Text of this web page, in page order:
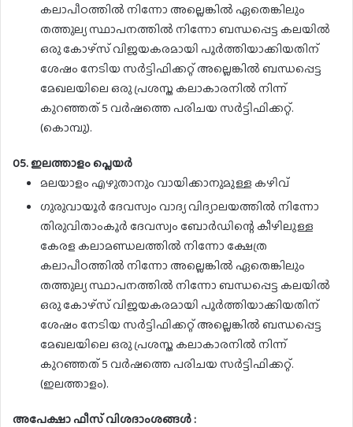
കലാപീഠത്തിൽ നിന്നോ അല്ലെങ്കിൽ ഏതെങ്കിലും
തത്തുല്യ സ്ഥാപനത്തിൽ നിന്നോ ബന്ധപ്പെട്ട കലയിൽ
ഒരു കോഴ്‌സ് വിജയകരമായി പൂർത്തിയാക്കിയതിന്
ശേഷം നേടിയ സർട്ടിഫിക്കറ്റ് അല്ലെങ്കിൽ ബന്ധപ്പെട്ട
മേഖലയിലെ ഒരു പ്രശസ്ത കലാകാരനിൽ നിന്ന്
കുറഞ്ഞത് 5 വർഷത്തെ പരിചയ സർട്ടിഫിക്കറ്റ്.
(കൊമ്പു).
05. ഇലത്താളം പ്ലെയർ
മലയാളം എഴുതാനും വായിക്കാനുമുള്ള കഴിവ്
ഗുരുവായൂർ ദേവസ്വം വാദ്യ വിദ്യാലയത്തിൽ നിന്നോ
തിരുവിതാംകൂർ ദേവസ്വം ബോർഡിന്റെ കീഴിലുള്ള
കേരള കലാമണ്ഡലത്തിൽ നിന്നോ ക്ഷേത്ര
കലാപീഠത്തിൽ നിന്നോ അല്ലെങ്കിൽ ഏതെങ്കിലും
തത്തുല്യ സ്ഥാപനത്തിൽ നിന്നോ ബന്ധപ്പെട്ട കലയിൽ
ഒരു കോഴ്‌സ് വിജയകരമായി പൂർത്തിയാക്കിയതിന്
ശേഷം നേടിയ സർട്ടിഫിക്കറ്റ് അല്ലെങ്കിൽ ബന്ധപ്പെട്ട
മേഖലയിലെ ഒരു പ്രശസ്ത കലാകാരനിൽ നിന്ന്
കുറഞ്ഞത് 5 വർഷത്തെ പരിചയ സർട്ടിഫിക്കറ്റ്.
(ഇലത്താളം).
അപേക്ഷാ ഫീസ് വിശദാംശങ്ങൾ :